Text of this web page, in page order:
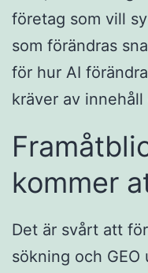
företag som vill
som förändras
för hur AI
kräver av
kommer
Det är svårt att
sökning och